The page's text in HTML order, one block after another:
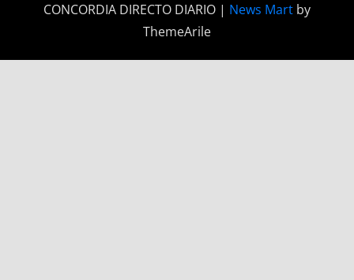
CONCORDIA DIRECTO DIARIO | News Mart by
ThemeArile